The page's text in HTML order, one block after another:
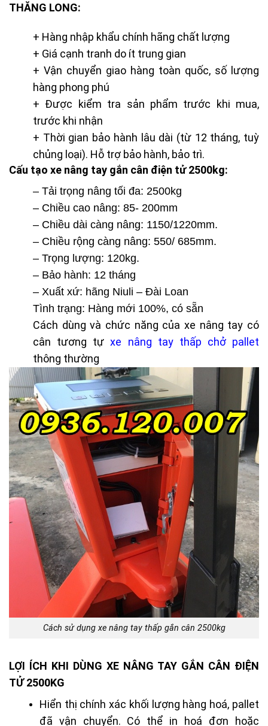
THĂNG LONG:
+ Hàng nhập khẩu chính hãng chất lượng
+ Giá cạnh tranh do ít trung gian
+ Vận chuyển giao hàng toàn quốc, số lượng
hàng phong phú
+ Được kiểm tra sản phẩm trước khi mua,
trước khi nhận
+ Thời gian bảo hành lâu dài (từ 12 tháng, tuỳ
chủng loại). Hỗ trợ bảo hành, bảo trì.
Cấu tạo xe nâng tay gắn cân điện tử 2500kg:
– Tải trọng nâng tối đa: 2500kg
– Chiều cao nâng: 85- 200mm
– Chiều dài càng nâng: 1150/1220mm.
– Chiều rộng càng nâng: 550/ 685mm.
– Trọng lượng: 120kg.
– Bảo hành: 12 tháng
– Xuất xứ: hãng Niuli – Đài Loan
Tình trạng: Hàng mới 100%, có sẵn
Cách dùng và chức năng của xe nâng tay có
cân tương tựxe nâng tay thấp chở pallet
thông thường
Cách sử dụng xe nâng tay thấp gắn cân 2500kg
LỢI ÍCH KHI DÙNG XE NÂNG TAY GẮN CÂN ĐIỆN
TỬ 2500KG
Hiển thị chính xác khối lượng hàng hoá, pallet
đã vận chuyển. Có thể in hoá đơn hoặc